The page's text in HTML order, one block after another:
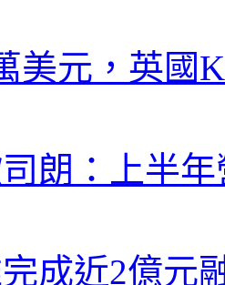
美元，英國
朗：上半
成近2億元